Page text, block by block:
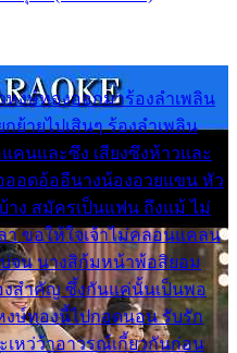
งษ์ทองออกมาร้องลำเพลิน
ย้ายไปเสินๆ ร้องลำเพลิน
คนและซึง เสียงซึงห้าวและ
ออดอ้ออีนางน้องอวยแขน หัว
าง สมัครเป็นแฟน ถึงแม้ ไม่
า ขอให้ใจเจ้าไม่คลอนแคลน
จน นางสิก้มหน้าพ้อสิยอม
งสำคัญ ซึ้งกันแค่นั้นเป็นพอ
ษ์ทองนี้ไปกอดนอน รับรัก
หว่ว้าอาวรณ์เกี้ยวกันก่อน